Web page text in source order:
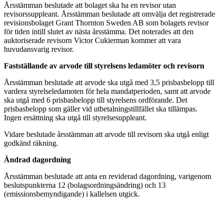
Årsstämman beslutade att bolaget ska ha en revisor utan
revisorssuppleant. Årsstämman beslutade att omvälja det registrerade
revisionsbolaget Grant Thornton Sweden AB som bolagets revisor
för tiden intill slutet av nästa årsstämma. Det noterades att den
auktoriserade revisorn Victor Cukierman kommer att vara
huvudansvarig revisor.
Fastställande av arvode till styrelsens ledamöter och revisorn
Årsstämman beslutade att arvode ska utgå med 3,5 prisbasbelopp till
vardera styrelseledamoten för hela mandatperioden, samt att arvode
ska utgå med 6 prisbasbelopp till styrelsens ordförande. Det
prisbasbelopp som gäller vid utbetalningstillfället ska tillämpas.
Ingen ersättning ska utgå till styrelsesuppleant.
Vidare beslutade årsstämman att arvode till revisorn ska utgå enligt
godkänd räkning.
Ändrad dagordning
Årsstämman beslutade att anta en reviderad dagordning, varigenom
beslutspunkterna 12 (bolagsordningsändring) och 13
(emissionsbemyndigande) i kallelsen utgick.